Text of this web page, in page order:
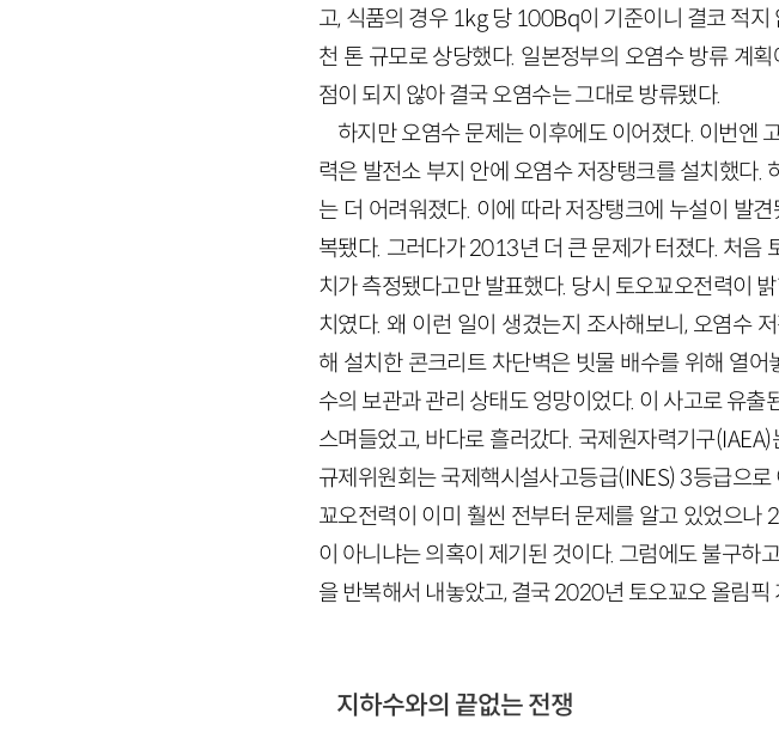
고, 식품의 경우 1kg 당 100Bq이 기준이니 결코 적
천 톤 규모로 상당했다. 일본정부의 오염수 방류 계
점이 되지 않아 결국 오염수는 그대로 방류됐다.
하지만 오염수 문제는 이후에도 이어졌다. 이번엔
력은 발전소 부지 안에 오염수 저장탱크를 설치했다.
는 더 어려워졌다. 이에 따라 저장탱크에 누설이 발
복됐다. 그러다가 2013년 더 큰 문제가 터졌다. 처음
치가 측정됐다고만 발표했다. 당시 토오꾜오전력이
치였다. 왜 이런 일이 생겼는지 조사해보니, 오염수
해 설치한 콘크리트 차단벽은 빗물 배수를 위해 열
수의 보관과 관리 상태도 엉망이었다. 이 사고로 유
스며들었고, 바다로 흘러갔다. 국제원자력기구
규제위원회는 국제핵시설사고등급(INES) 3등급으
꾜오전력이 이미 훨씬 전부터 문제를 알고 있었으
이 아니냐는 의혹이 제기된 것이다. 그럼에도 불구하
을 반복해서 내놓았고, 결국 2020년 토오꾜오 올림픽
지하수와의 끝없는 전쟁